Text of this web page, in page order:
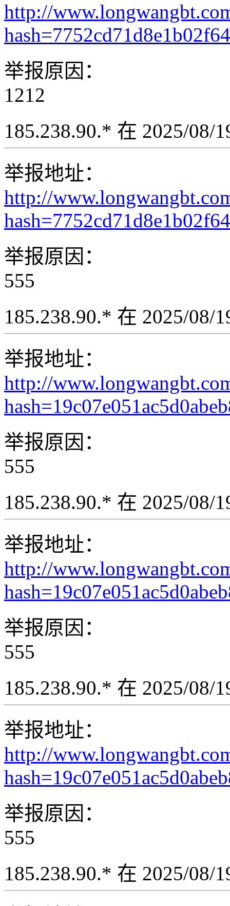
http://
举报原因：
1212
185.238.90.* 在 2025/08/
举报地址：
http://
举报原因：
555
185.238.90.* 在 2025/08/
举报地址：
http://
举报原因：
555
185.238.90.* 在 2025/08/
举报地址：
http://
举报原因：
555
185.238.90.* 在 2025/08/
举报地址：
http://
举报原因：
555
185.238.90.* 在 2025/08/